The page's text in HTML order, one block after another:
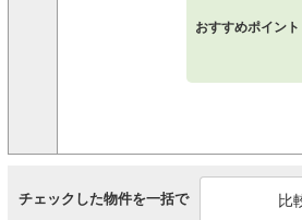
おすすめポイント
チェックした物件を一括で